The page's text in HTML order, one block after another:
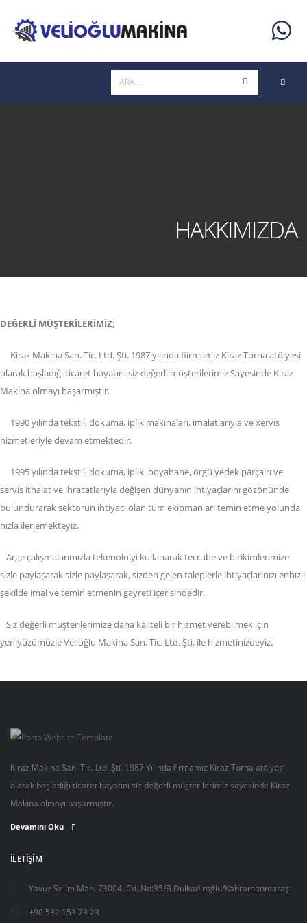
HAKKIMIZDA
DEĞERLİ MÜŞTERİLERİMİZ;
Kiraz Makina San. Tic. Ltd. Şti. 1987 yılında fiirmamız Kiraz Torna atölyesi
olarak başladığı ticaret hayatını siz değerli müşterilerimiz Sayesinde Kiraz
Makina olmayı başarmıştır.
1990 yılında tekstil, dokuma, iplik makinaları, imalatlarıyla ve xervis
hizmetleriyle devam etmektedir.
1995 yılında tekstil, dokuma, iplik, boyahane, örgü yedek parçalrı ve
servis ithalat ve ihracatlarıyla değişen dünyanın ihtiyaçlarını gözönünde
bulundurarak sektörün ihtiyacı olan tüm ekipmanları temin etme yolunda
hızla ilerlemekteyiz.
Arge çalışmalarımızla tekenoloiyi kullanarak tecrube ve birikimlerimize
sizle paylaşarak sizle paylaşarak, sizden gelen taleplerle ihtiyaçlarınızı enhızlı
şekilde imal ve temin etmenin gayreti içerisindedir.
Siz değerli müşterilerimize daha kaliteli bir hizmet verebilmek için
yeniyüzümüzle Velioğlu Makina San. Tic. Ltd. Şti. ile hizmetinizdeyiz.
Kiraz Makina San. Tic. Ltd. Şti. 1987 Yılında firmamız Kiraz Torna atölyesi
olarak başladığı ticaret hayatını siz değerli müşterilerimiz sayesinde Kiraz
Makina olmayı başarmıştır.
Devamını Oku
İLETIŞIM
Yavuz Selim Mah. 73004. Cd. No:35/B Dulkadiroğlu/Kahramanmaraş
+90 532 153 73 23